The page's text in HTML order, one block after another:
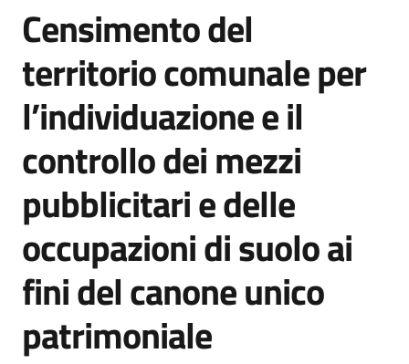
Censimento del
territorio comunale per
l’individuazione e il
controllo dei mezzi
pubblicitari e delle
occupazioni di suolo ai
fini del canone unico
patrimoniale